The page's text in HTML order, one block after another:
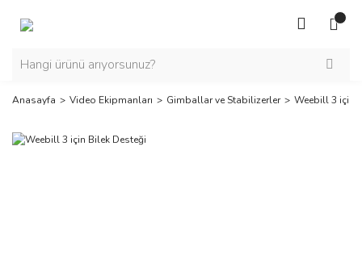
Anasayfa Video Ekipmanları Gimballar ve Stabilizerler Weebill 3 için